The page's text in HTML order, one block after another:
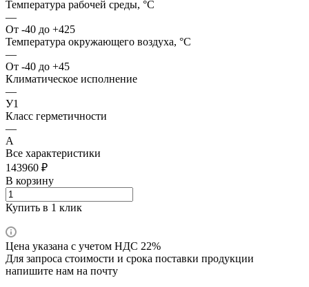
Температура рабочей среды, °С
—
От -40 до +425
Температура окружающего воздуха, °С
—
От -40 до +45
Климатическое исполнение
—
У1
Класс герметичности
—
А
Все характеристики
143960 ₽
В корзину
Купить в 1 клик
Цена указана с учетом НДС 22%
Для запроса стоимости и срока поставки продукции
напишите нам на почту